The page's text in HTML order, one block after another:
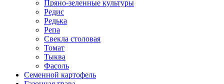
Пряно-зеленные культуры
Редис
Редька
Репа
Свекла столовая
Томат
Тыква
Фасоль
Семенной картофель